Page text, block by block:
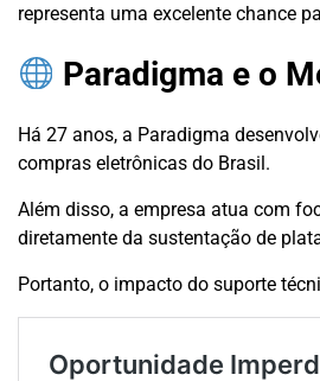
representa uma excelente chance
Paradigma e o
Há 27 anos, a Paradigma
compras eletrônicas do Brasil.
Além disso, a empresa atua com
diretamente da sustentação de
Portanto, o impacto do suporte